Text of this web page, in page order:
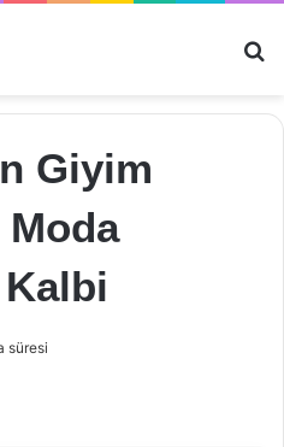
Giyim
Moda
Kalbi
süresi